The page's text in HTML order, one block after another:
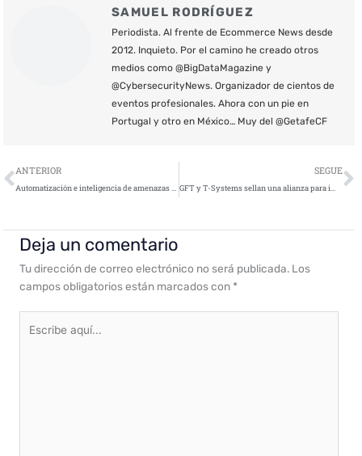
SAMUEL RODRÍGUEZ
Periodista. Al frente de Ecommerce News desde
2012. Inquieto. Por el camino he creado otros
medios como @BigDataMagazine y
@CybersecurityNews. Organizador de cientos de
eventos profesionales. Ahora con un pie en
Portugal y otro en México… Muy del @GetafeCF
Ant
ANTERIOR
Automatización e inteligencia de amenazas de seguridad cloud para Amazon GuardDuty
SEGUE
GFT y T-Systems sellan una alianza para impulsar la adopción del cloud en el sector financiero
Deja un comentario
Tu dirección de correo electrónico no será publicada. Los
campos obligatorios están marcados con *
aquí...